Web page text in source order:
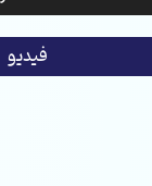
فيديو